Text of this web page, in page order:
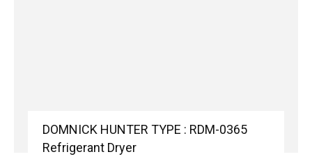
DOMNICK HUNTER TYPE : RDM-0365
Refrigerant Dryer